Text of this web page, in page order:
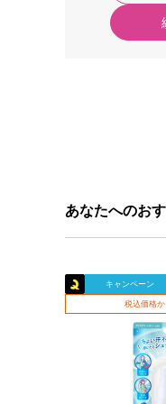
あなたへのお
キャンペーン
税込価格